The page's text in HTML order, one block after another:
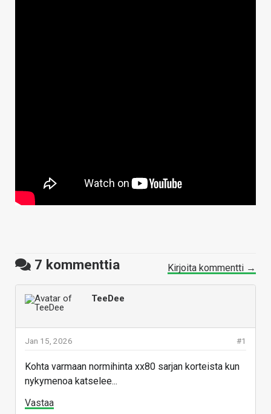
7 kommenttia Kirjoita kommentti →
TeeDee
#1
Jan 15, 2026
Kohta varmaan normihinta xx80 sarjan korteista kun
nykymenoa katselee...
Vastaa